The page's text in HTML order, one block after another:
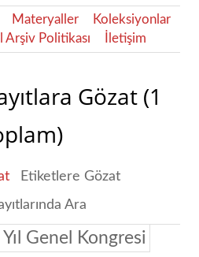
Materyaller
Koleksiyonlar
Arşiv Politikası İletişim
Gözat (1
Etiketlere Gözat
Ara
Genel Kongresi